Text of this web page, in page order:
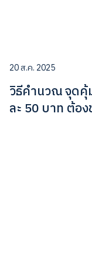
20 ส.ค. 2025
วิธีคำนวณ จุดคุ้
ละ 50 บาท ต้อ